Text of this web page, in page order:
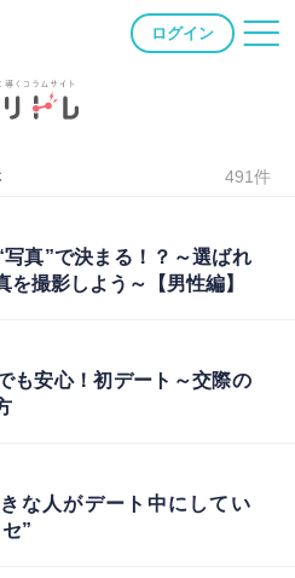
ログイン
491件
真”で決まる！？～選ばれ
を撮影しよう～【男性編】
も安心！初デート～交際の
な人がデート中にしてい
”